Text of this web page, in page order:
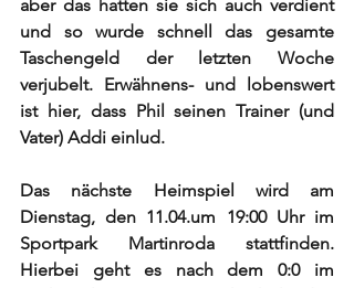
aber das hatten sie sich auch verdient
und so wurde schnell das gesamte
Taschengeld der letzten Woche
verjubelt. Erwähnens- und lobenswert
ist hier, dass Phil seinen Trainer (und
Vater) Addi einlud.
Das nächste Heimspiel wird am
Dienstag, den 11.04.um 19:00 Uhr im
Sportpark Martinroda stattfinden.
Hierbei geht es nach dem 0:0 im